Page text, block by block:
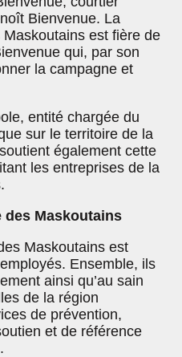
Bienvenue. La
est fière de
qui, par son
la campagne et
entité chargée du
sur le territoire de la
également cette
les entreprises de la
des Maskoutains
Maskoutains est
Ensemble, ils
ainsi qu’au sain
de la région
de prévention,
et de référence